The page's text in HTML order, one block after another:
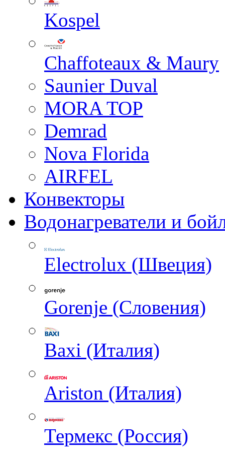
Kospel
Chaffoteaux & Maury
Saunier Duval
MORA TOP
Demrad
Nova Florida
AIRFEL
Конвекторы
Водонагреватели и
Electrolux (Швеция)
Gorenje (Словения)
Baxi (Италия)
Ariston (Италия)
Термекс (Россия)